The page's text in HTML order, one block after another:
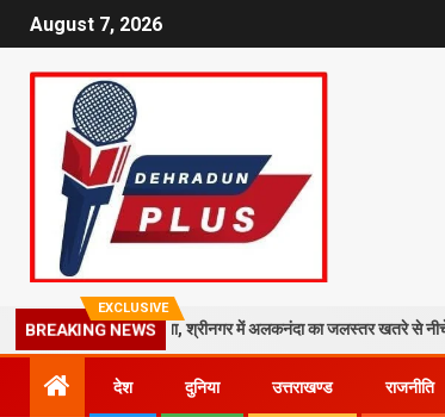
August 7, 2026
EXCLUSIVE
BREAKING NEWS
पर गिरा मलबा, श्रीनगर में अलकनंदा का जलस्तर खतरे से नीचे लेकिन अलर्ट जारी
देश दुनिया उत्तराखण्ड राजनीति